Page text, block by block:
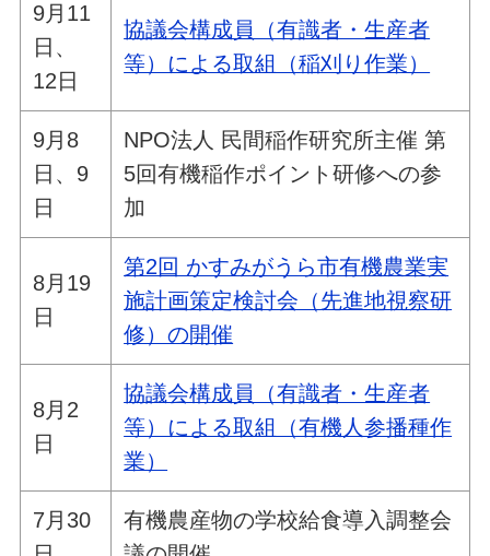
9月11
日、
12日
協議会構成員（有識者・生産者
等）による取組（稲刈り作業）
9月8
日、9
日
NPO法人 民間稲作研究所主催 第
5回有機稲作ポイント研修への参
加
8月19
日
第2回 かすみがうら市有機農業実
施計画策定検討会（先進地視察研
修）の開催
8月2
日
協議会構成員（有識者・生産者
等）による取組（有機人参播種作
業）
7月30
有機農産物の学校給食導入調整会